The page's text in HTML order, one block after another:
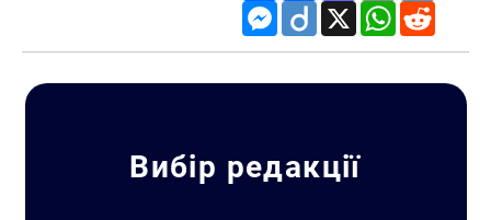
Messenger
Diigo X WhatsApp
Вибір редакції